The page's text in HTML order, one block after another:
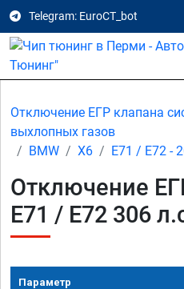
Telegram: EuroCT_bot
Отключение ЕГР клапана
выхлопных газов
BMW
X6 E71 / E72 -
Отключение
E71 / E72 306
Параметр